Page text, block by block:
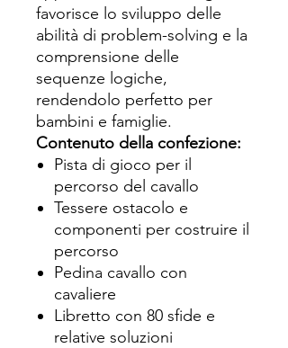
favorisce lo sviluppo delle
abilità di problem-solving e la
comprensione delle
sequenze logiche,
rendendolo perfetto per
bambini e famiglie.
Contenuto della confezione:
Pista di gioco per il
percorso del cavallo
Tessere ostacolo e
componenti per costruire il
percorso
Pedina cavallo con
cavaliere
Libretto con 80 sfide e
relative soluzioni